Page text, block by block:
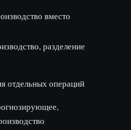
вместо
разделение
отдельных операций